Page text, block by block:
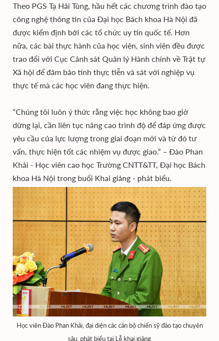
Theo PGS Tạ Hải Tùng, hầu hết các chương trình đào tạo
công nghệ thông tin của Đại học Bách khoa Hà Nội đã
được kiểm định bởi các tổ chức uy tín quốc tế. Hơn
nữa, các bài thực hành của học viên, sinh viên đều được
trao đổi với Cục Cảnh sát Quản lý Hành chính về Trật tự
Xã hội để đảm bảo tính thực tiễn và sát với nghiệp vụ
thực tế mà các học viên đang thực hiện.
“Chúng tôi luôn ý thức rằng việc học không bao giờ
dừng lại, cần liên tục nâng cao trình độ để đáp ứng được
yêu cầu của lực lượng trong giai đoạn mới và từ đó tư
vấn, thực hiện tốt các nhiệm vụ được giao.” – Đào Phan
Khải - Học viên cao học Trường CNTT&TT, Đại học Bách
khoa Hà Nội trong buổi Khai giảng - phát biểu.
Học viên Đào Phan Khải, đại diện các cán bộ chiến sỹ đào tạo chuyên
sâu, phát biểu tại Lễ khai giảng